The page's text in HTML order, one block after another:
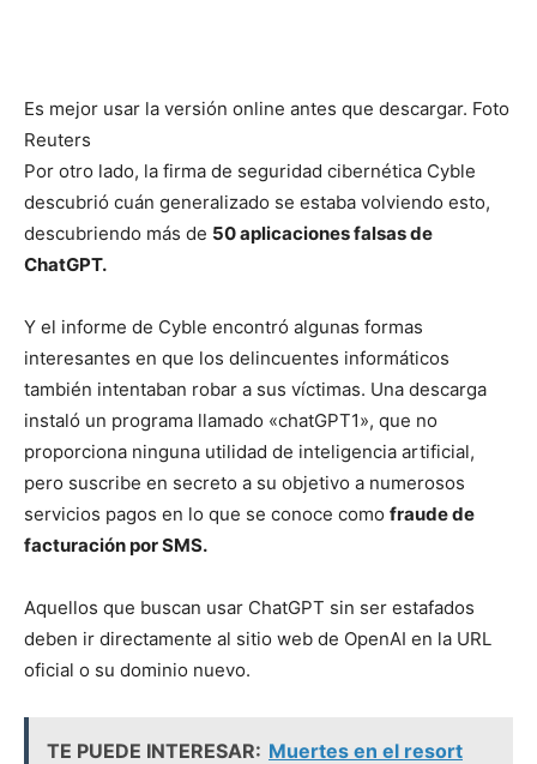
Es mejor usar la versión online antes que descargar. Foto
Reuters
Por otro lado, la firma de seguridad cibernética Cyble
descubrió cuán generalizado se estaba volviendo esto,
descubriendo más de 50 aplicaciones falsas de
ChatGPT.
Y el informe de Cyble encontró algunas formas
interesantes en que los delincuentes informáticos
también intentaban robar a sus víctimas. Una descarga
instaló un programa llamado «chatGPT1», que no
proporciona ninguna utilidad de inteligencia artificial,
pero suscribe en secreto a su objetivo a numerosos
servicios pagos en lo que se conoce como fraude de
facturación por SMS.
Aquellos que buscan usar ChatGPT sin ser estafados
deben ir directamente al sitio web de OpenAI en la URL
oficial o su dominio nuevo.
TE PUEDE INTERESAR: Muertes en el resort